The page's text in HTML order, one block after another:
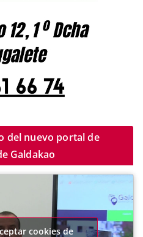
del nuevo portal de
Galdakao
cookies de